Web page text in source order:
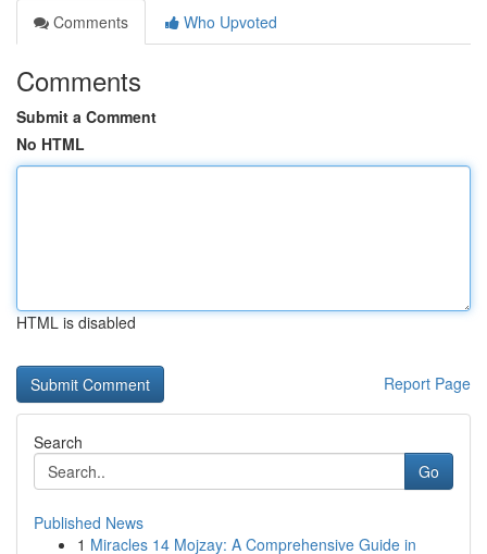
Comments
Who Upvoted
Comments
Submit a Comment
No HTML
HTML is disabled
Report Page
Search
Go
Published News
1 Miracles 14 Mojzay: A Comprehensive Guide in